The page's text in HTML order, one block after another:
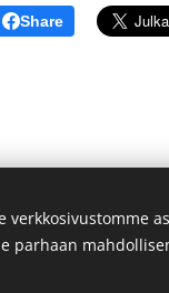
Share
© 2025
verkkosivustomme
parhaan